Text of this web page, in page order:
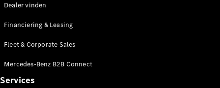
GLE Coupé
GLE
Coupé
Nieuw
GLS Nieuw
Mercedes-
Maybach
Nieuw
G-Klasse
Dealer vinden
Financiering & Leasing
Fleet & Corporate Sales
Mercedes-Benz B2B Connect
Services